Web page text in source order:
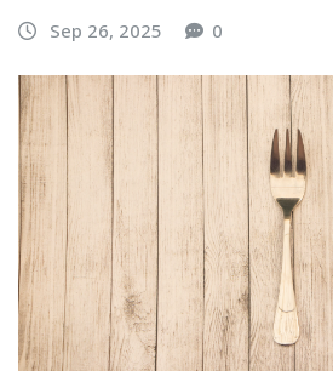
Sep 26, 2025 0